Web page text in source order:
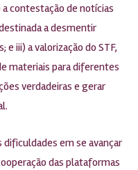
contestação de notícias
a desmentir
iii) a valorização do STF,
materiais para diferentes
verdadeiras e gerar
em se avançar
das plataformas